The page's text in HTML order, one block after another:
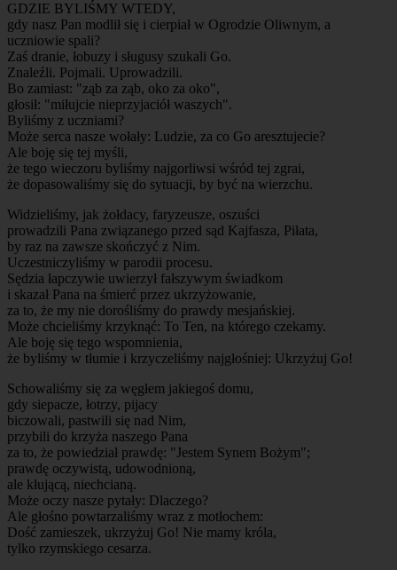
GDZIE BYLIŚMY WTEDY,
gdy nasz Pan modlił się i cierpiał w Ogrodzie Oliwnym, a
uczniowie spali?
Zaś dranie, łobuzy i sługusy szukali Go.
Znaleźli. Pojmali. Uprowadzili.
Bo zamiast: "ząb za ząb, oko za oko",
głosił: "miłujcie nieprzyjaciół waszych".
Byliśmy z uczniami?
Może serca nasze wołały: Ludzie, za co Go aresztujecie?
Ale boję się tej myśli,
że tego wieczoru byliśmy najgorliwsi wśród tej zgrai,
że dopasowaliśmy się do sytuacji, by być na wierzchu.
Widzieliśmy, jak żołdacy, faryzeusze, oszuści
prowadzili Pana związanego przed sąd Kajfasza, Piłata,
by raz na zawsze skończyć z Nim.
Uczestniczyliśmy w parodii procesu.
Sędzia łapczywie uwierzył fałszywym świadkom
i skazał Pana na śmierć przez ukrzyżowanie,
za to, że my nie dorośliśmy do prawdy mesjańskiej.
Może chcieliśmy krzyknąć: To Ten, na którego czekamy.
Ale boję się tego wspomnienia,
że byliśmy w tłumie i krzyczeliśmy najgłośniej: Ukrzyżuj Go!
Schowaliśmy się za węgłem jakiegoś domu,
gdy siepacze, łotrzy, pijacy
biczowali, pastwili się nad Nim,
przybili do krzyża naszego Pana
za to, że powiedział prawdę: "Jestem Synem Bożym";
prawdę oczywistą, udowodnioną,
ale kłującą, niechcianą.
Może oczy nasze pytały: Dlaczego?
Ale głośno powtarzaliśmy wraz z motłochem:
Dość zamieszek, ukrzyżuj Go! Nie mamy króla,
tylko rzymskiego cesarza.